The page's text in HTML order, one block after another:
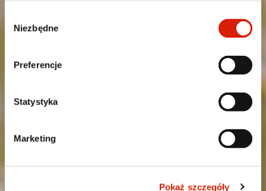
zgody
Niezbędne
Preferencje
Statystyka
Marketing
Pokaż szczegóły